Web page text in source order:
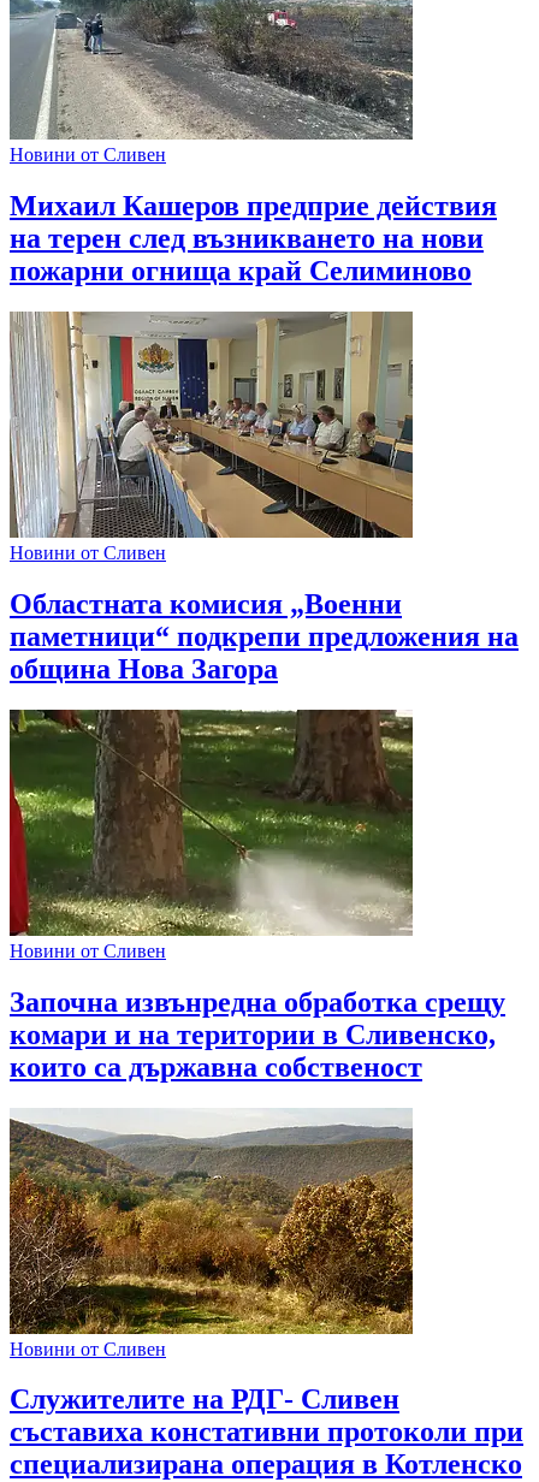
Новини от Сливен
Михаил Кашеров предприе действия
на терен след възникването на нови
пожарни огнища край Селиминово
Новини от Сливен
Областната комисия „Военни
паметници“ подкрепи предложения на
община Нова Загора
Новини от Сливен
Започна извънредна обработка срещу
комари и на територии в Сливенско,
които са държавна собственост
Новини от Сливен
Служителите на РДГ- Сливен
съставиха констативни протоколи при
специализирана операция в Котленско